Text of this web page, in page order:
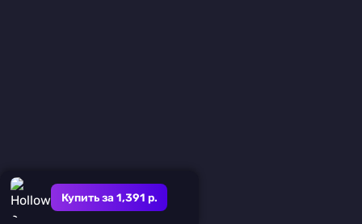
Купить за 1,391 р.